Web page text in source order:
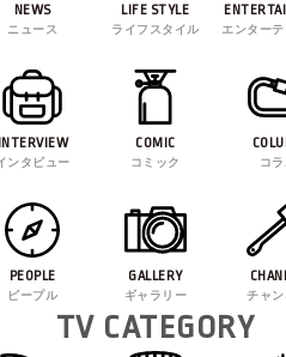
NEWS
ニュース
LIFE STYLE
ライフスタイル エンターテ
INTERVIEW
ンタビュー
COMIC
コミック コラ
PEOPLE
ピープル
GALLERY
ギャラリー チャン
TV CATEGORY